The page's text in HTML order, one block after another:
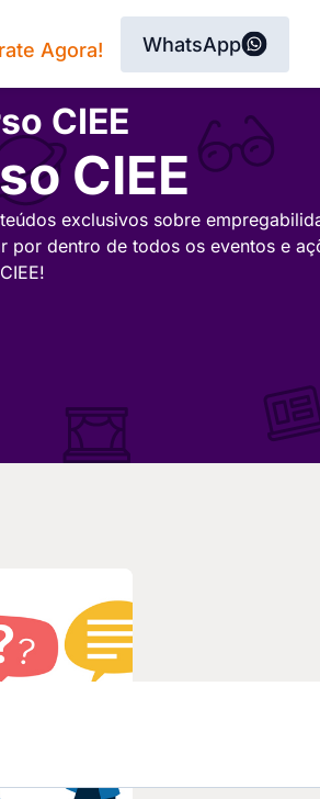
Agora! WhatsApp
CIEE
CIEE
exclusivos sobre
por dentro de todos os eventos e